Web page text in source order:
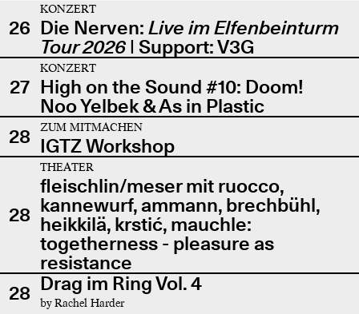
26
KONZERT
Die Nerven: Live im Elfenbeinturm
Tour 2026| Support: V3G
27
KONZERT
High on the Sound #10: Doom!
Noo Yelbek & As in Plastic
28
ZUM MITMACHEN
IGTZ Workshop
28
THEATER
fleischlin/meser mit ruocco,
kannewurf, ammann, brechbühl,
heikkilä, krstić, mauchle:
togetherness - pleasure as
resistance
28 Drag im Ring Vol. 4
by Rachel Harder